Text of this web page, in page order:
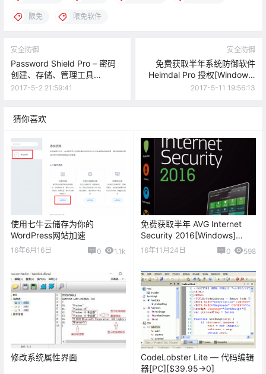
限免 限免软件
安全防御
Password Shield Pro – 密码
创建、存储、管理工具
[Windows][$39.99→0]
2017-5-2 21:59:41
安全防御
免费获取半年系统防御软件
Heimdal Pro 授权[Windows]
[$22→0]
2017-5-11 19:56:13
猜你喜欢
使用七牛云储存为你的
WordPress网站加速
16年6月16日 0 1.1k
免费获取半年 AVG Internet
Security 2016[Windows]
[$27.49→0]
16年11月24日 0 598
修改系统属性界面
CodeLobster Lite — 代码编辑
器[PC][$39.95→0]